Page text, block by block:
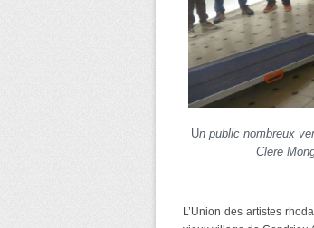
Un public nombreux
Clere
L’Union des artistes